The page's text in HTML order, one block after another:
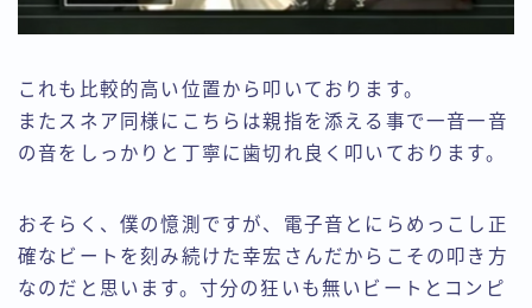
これも比較的高い位置から叩いております。
またスネア同様にこちらは親指を添える事で一音一音
の音をしっかりと丁寧に歯切れ良く叩いております。
おそらく、僕の憶測ですが、電子音とにらめっこし正
確なビートを刻み続けた幸宏さんだからこその叩き方
なのだと思います。寸分の狂いも無いビートとコンピ